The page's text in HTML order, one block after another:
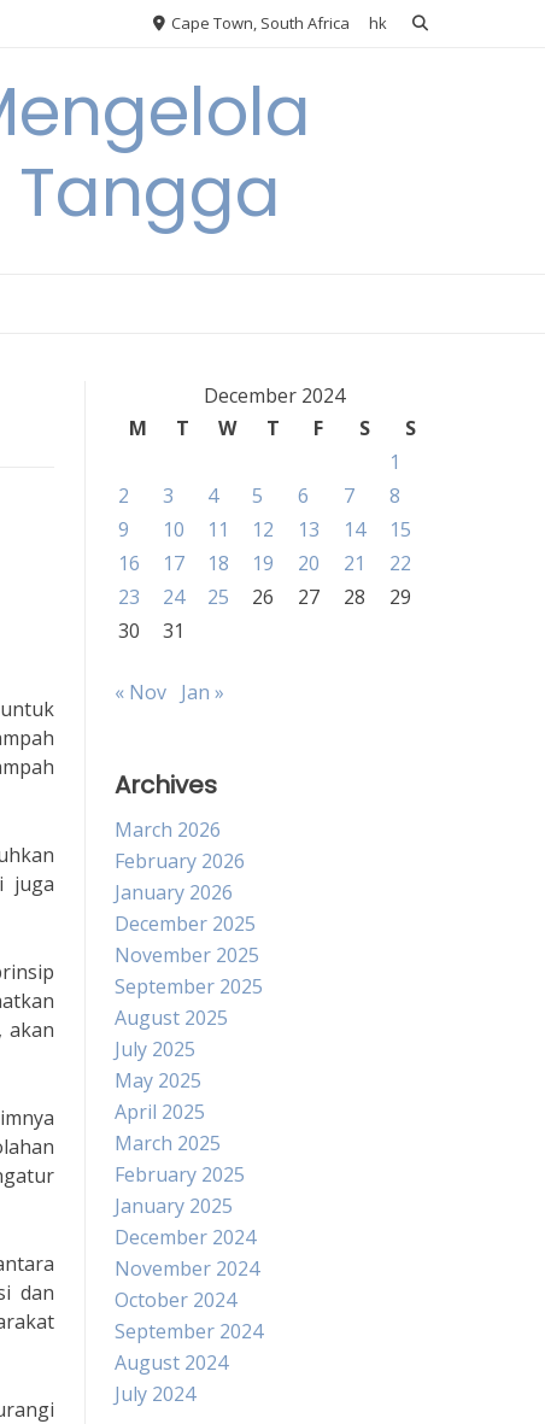
Cape Town, South Africa hk
juga
akan
dan
December 2024
M
T W T F S
S
1
2
3 4 5 6 7
8
9
10 11 12 13 14
15
16
17 18 19 20 21
22
23
24 25 26 27 28
29
30
31
« Nov Jan »
Archives
March 2026
February 2026
January 2026
December 2025
November 2025
September 2025
August 2025
July 2025
May 2025
April 2025
March 2025
February 2025
January 2025
December 2024
November 2024
October 2024
September 2024
August 2024
July 2024